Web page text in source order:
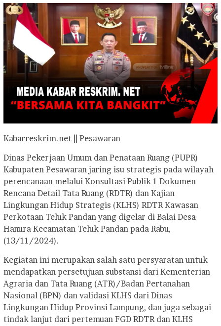
Kabarreskrim.net || Pesawaran
Dinas Pekerjaan Umum dan Penataan Ruang (PUPR)
Kabupaten Pesawaran jaring isu strategis pada wilayah
perencanaan melalui Konsultasi Publik 1 Dokumen
Rencana Detail Tata Ruang (RDTR) dan Kajian
Lingkungan Hidup Strategis (KLHS) RDTR Kawasan
Perkotaan Teluk Pandan yang digelar di Balai Desa
Hanura Kecamatan Teluk Pandan pada Rabu,
(13/11/2024).
Kegiatan ini merupakan salah satu persyaratan untuk
mendapatkan persetujuan substansi dari Kementerian
Agraria dan Tata Ruang (ATR)/Badan Pertanahan
Nasional (BPN) dan validasi KLHS dari Dinas
Lingkungan Hidup Provinsi Lampung, dan juga sebagai
tindak lanjut dari pertemuan FGD RDTR dan KLHS